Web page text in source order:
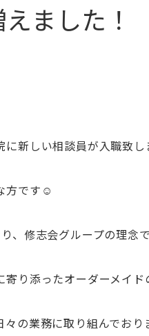
ました！
新しい相談員が入職致し
方です☺
、修志会グループの理念
寄り添ったオーダーメイ
の業務に取り組んでおり